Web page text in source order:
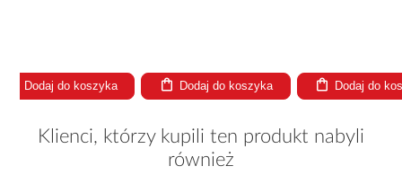
Dodaj do koszyka Dodaj do koszyka
Klienci, którzy kupili ten produkt nabyli
również